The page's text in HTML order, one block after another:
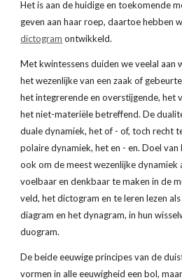
Het is aan de huidige en toekomende
geven aan haar roep, daartoe hebben
dictogram ontwikkeld.
Met kwintessens duiden we veelal aan
het wezenlijke van een zaak of
het integrerende en overstijgende, het
het niet-materiële betreffend. De
duale dynamiek, het of - of, toch recht
polaire dynamiek, het en - en. Doel
ook om de meest wezenlijke dynamiek
voelbaar en denkbaar te maken in de
veld, het dictogram en te leren lezen
diagram en het dynagram, in hun
duogram.
De beide eeuwige principes van de
vormen in alle eeuwigheid een bol,